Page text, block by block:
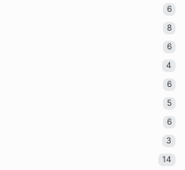
6
8
6
4
6
5
6
3
14